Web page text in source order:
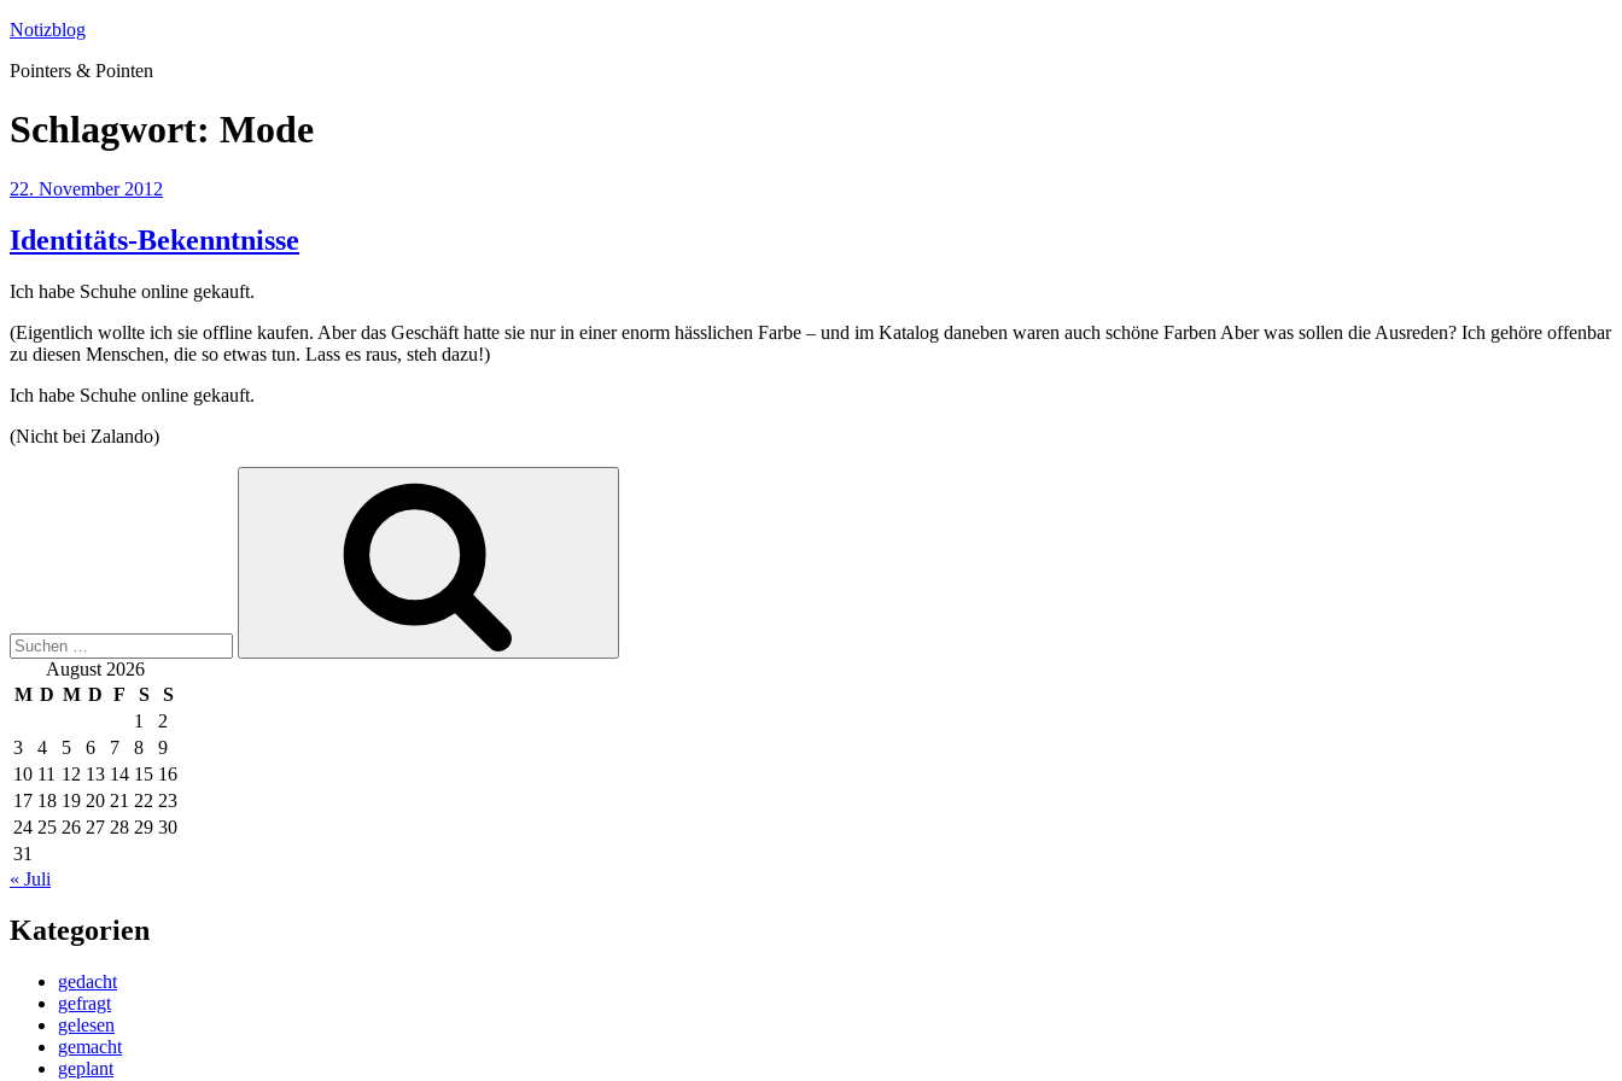
Zum
springen
Notizblog
Pointers & Pointen
Schlagwort: Mode
Veröffentlicht
22. November 2012
Identitäts-Bekenntnisse
Ich habe Schuhe online gekauft.
(Eigentlich wollte ich sie offline kaufen. Aber das Geschäft hatte sie nur in einer enorm hässlichen Farbe – und im Katalog daneben waren auch schöne Farben Aber was sollen die Ausreden? Ich gehöre offenbar
zu diesen Menschen, die so etwas tun. Lass es raus, steh dazu!)
Ich habe Schuhe online gekauft.
(Nicht bei Zalando)
August 2026
M D M D F S
S
1
2
3
4 5 6 7 8
9
10 11 12 13 14 15 16
17 18 19 20 21 22 23
24 25 26 27 28 29 30
31
« Juli
Kategorien
gedacht
gefragt
gelesen
gemacht
geplant